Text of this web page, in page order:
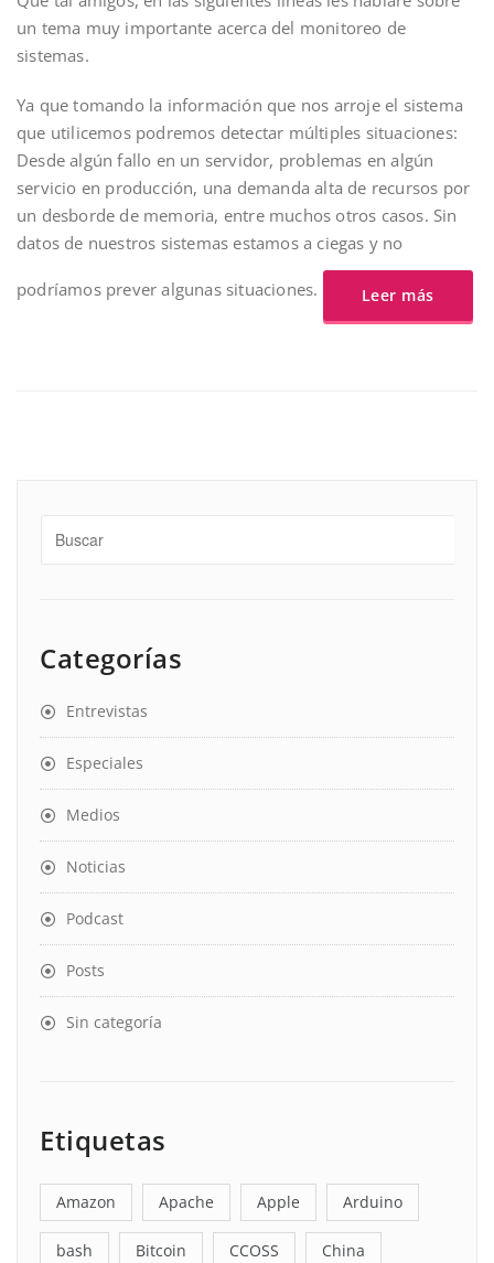
un tema muy importante acerca del monitoreo de
sistemas.
Ya que tomando la información que nos arroje el sistema
que utilicemos podremos detectar múltiples situaciones:
Desde algún fallo en un servidor, problemas en algún
servicio en producción, una demanda alta de recursos por
un desborde de memoria, entre muchos otros casos. Sin
datos de nuestros sistemas estamos a ciegas y no
podríamos prever algunas situaciones. Leer más
Categorías
Entrevistas
Especiales
Medios
Noticias
Podcast
Posts
Sin categoría
Etiquetas
Amazon Apache Apple Arduino
bash Bitcoin CCOSS China